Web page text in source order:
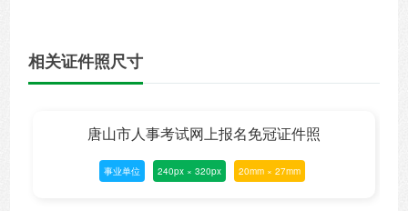
相关证件照尺寸
唐山市人事考试网上报名免冠证件照
事业单位 240px × 320px 20mm × 27mm